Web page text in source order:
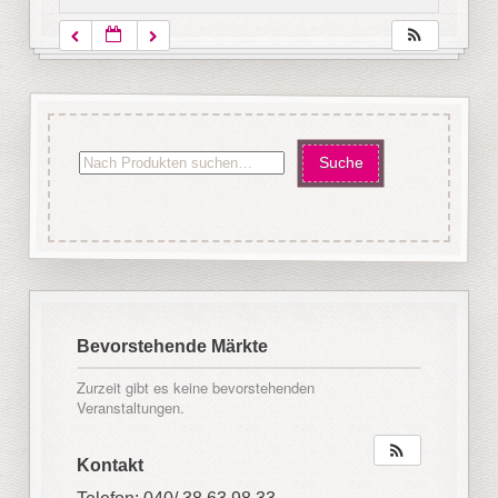
Bevorstehende Märkte
Zurzeit gibt es keine bevorstehenden
Veranstaltungen.
Kontakt